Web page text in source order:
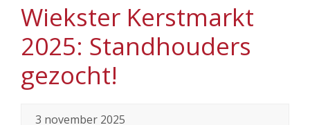
Wiekster Kerstmarkt
2025: Standhouders
gezocht!
3 november 2025